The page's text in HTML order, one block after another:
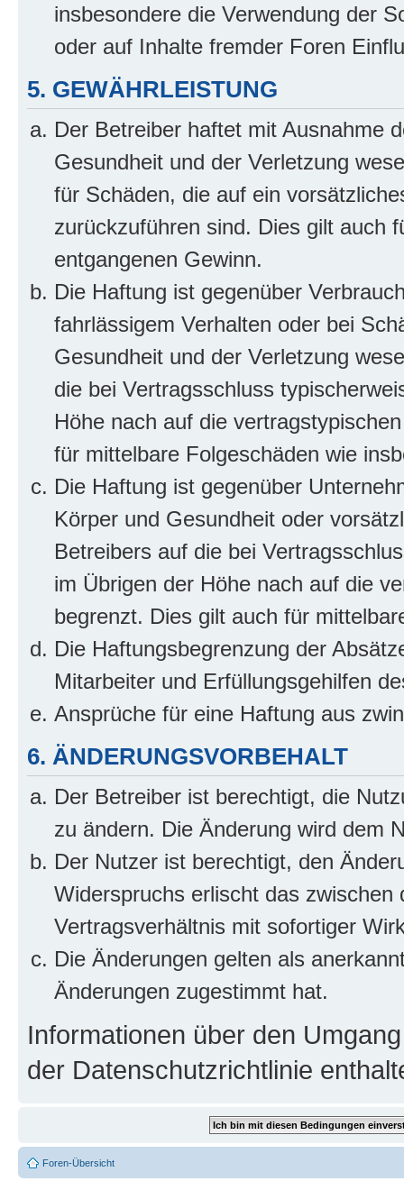
insbesondere die Verwendung der
oder auf Inhalte fremder Foren
5. GEWÄHRLEISTUNG
Der Betreiber haftet mit Ausnahme
Gesundheit und der Verletzung
für Schäden, die auf ein
zurückzuführen sind. Dies gilt auch
entgangenen Gewinn.
Die Haftung ist gegenüber
fahrlässigem Verhalten oder bei
Gesundheit und der Verletzung
die bei Vertragsschluss
Höhe nach auf die
für mittelbare Folgeschäden wie
Die Haftung ist gegenüber
Körper und Gesundheit oder
Betreibers auf die bei
im Übrigen der Höhe nach auf die
begrenzt. Dies gilt auch für
Die Haftungsbegrenzung der
Mitarbeiter und Erfüllungsgehilfen
Ansprüche für eine Haftung aus
6. ÄNDERUNGSVORBEHALT
Der Betreiber ist berechtigt, die
zu ändern. Die Änderung wird dem
Der Nutzer ist berechtigt, den
Widerspruchs erlischt das
Vertragsverhältnis mit sofortiger
Die Änderungen gelten als
Änderungen zugestimmt hat.
Informationen über den
der Datenschutzrichtlinie
Foren-Übersicht